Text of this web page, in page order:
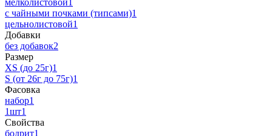
с чайными почками (типсами)1
цельнолистовой1
Добавки
без добавок2
Размер
XS (до 25г)1
S (от 26г до 75г)1
Фасовка
набор1
1шт1
Свойства
бодрит1